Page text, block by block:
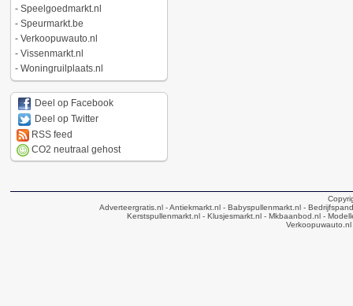
- Speelgoedmarkt.nl
- Speurmarkt.be
- Verkoopuwauto.nl
- Vissenmarkt.nl
- Woningruilplaats.nl
Deel op Facebook
Deel op Twitter
RSS feed
CO2 neutraal gehost
Adverteergratis.nl - Antiekmarkt.nl - Babyspullenmarkt.nl -
Kerstspullenmarkt.nl - Klusjesmarkt.nl - Mkbaanbod.nl -
Verkoopuwauto.nl